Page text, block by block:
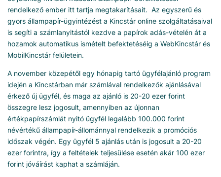
rendelkező ember itt tartja megtakarításait. Az egyszerű és
gyors állampapír-ügyintézést a Kincstár online szolgáltatásaival
is segíti a számlanyitástól kezdve a papírok adás-vételén át a
hozamok automatikus ismételt befektetéséig a WebKincstár és
MobilKincstár felületein.
A november közepétől egy hónapig tartó ügyfélajánló program
idején a Kincstárban már számlával rendelkezők ajánlásával
érkező új ügyfél, és maga az ajánló is 20-20 ezer forint
összegre lesz jogosult, amennyiben az újonnan
értékpapírszámlát nyitó ügyfél legalább 100.000 forint
névértékű állampapír-állománnyal rendelkezik a promóciós
időszak végén. Egy ügyfél 5 ajánlás után is jogosult a 20-20
ezer forintra, így a feltételek teljesülése esetén akár 100 ezer
forint jóváírást kaphat a számláján.